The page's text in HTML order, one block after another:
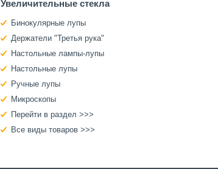
Увеличительные стекла
Бинокулярные лупы
Держатели "Третья рука"
Настольные лампы-лупы
Настольные лупы
Ручные лупы
Микроскопы
Перейти в раздел >>>
Все виды товаров >>>